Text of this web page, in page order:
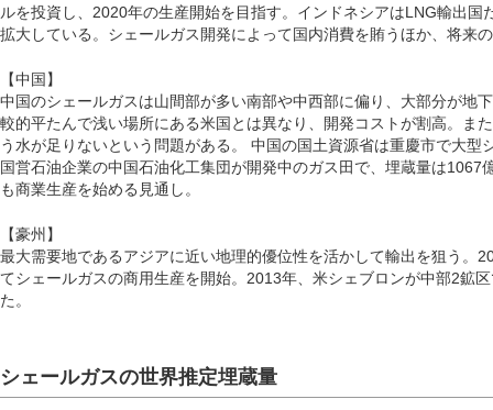
ルを投資し、2020年の生産開始を目指す。インドネシアはLNG輸出国
拡大している。シェールガス開発によって国内消費を賄うほか、将来
【中国】
中国のシェールガスは山間部が多い南部や中西部に偏り、大部分が地
較的平たんで浅い場所にある米国とは異なり、開発コストが割高。ま
う水が足りないという問題がある。 中国の国土資源省は重慶市で大型
国営石油企業の中国石油化工集団が開発中のガス田で、埋蔵量は1067
も商業生産を始める見通し。
【豪州】
最大需要地であるアジアに近い地理的優位性を活かして輸出を狙う。
てシェールガスの商用生産を開始。2013年、米シェブロンが中部2鉱
た。
シェールガスの世界推定埋蔵量